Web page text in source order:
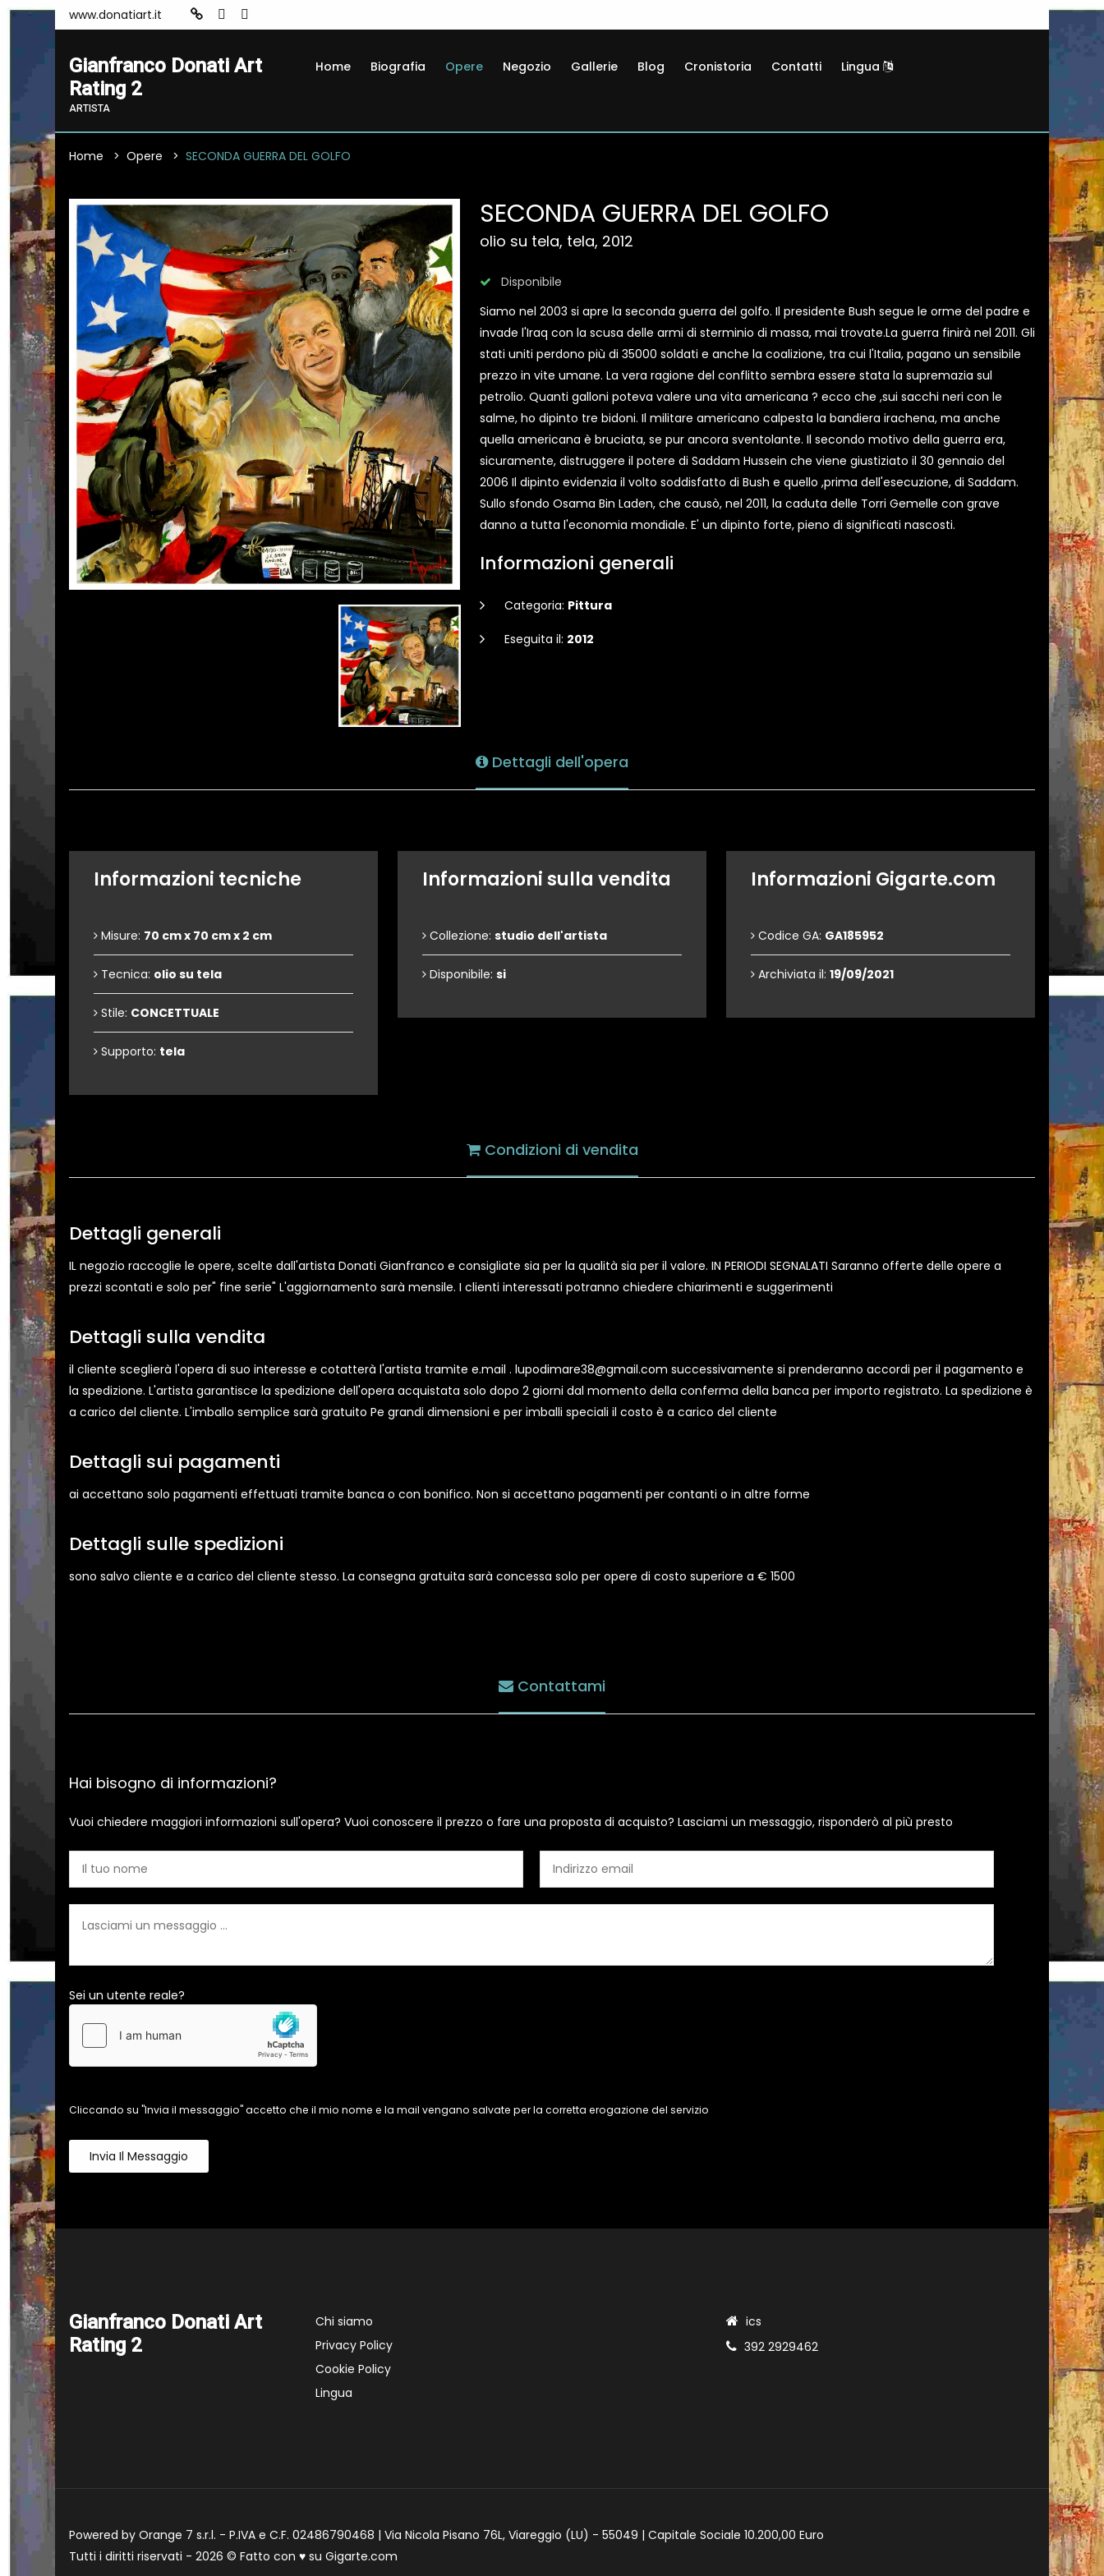
www.donatiart.it
Gianfranco Donati Art
Rating 2
ARTISTA
Home Biografia Opere Negozio Gallerie Blog Cronistoria Contatti Lingua
Home Opere SECONDA GUERRA DEL GOLFO
SECONDA GUERRA DEL GOLFO
olio su tela, tela, 2012
Disponibile
Siamo nel 2003 si apre la seconda guerra del golfo. Il presidente Bush segue le orme del padre e
invade l'Iraq con la scusa delle armi di sterminio di massa, mai trovate.La guerra finirà nel 2011. Gli
stati uniti perdono più di 35000 soldati e anche la coalizione, tra cui l'Italia, pagano un sensibile
prezzo in vite umane. La vera ragione del conflitto sembra essere stata la supremazia sul
petrolio. Quanti galloni poteva valere una vita americana ? ecco che ,sui sacchi neri con le
salme, ho dipinto tre bidoni. Il militare americano calpesta la bandiera irachena, ma anche
quella americana è bruciata, se pur ancora sventolante. Il secondo motivo della guerra era,
sicuramente, distruggere il potere di Saddam Hussein che viene giustiziato il 30 gennaio del
2006 Il dipinto evidenzia il volto soddisfatto di Bush e quello ,prima dell'esecuzione, di Saddam.
Sullo sfondo Osama Bin Laden, che causò, nel 2011, la caduta delle Torri Gemelle con grave
danno a tutta l'economia mondiale. E' un dipinto forte, pieno di significati nascosti.
Informazioni generali
Categoria: Pittura
Eseguita il: 2012
Dettagli dell'opera
Informazioni tecniche
Misure: 70 cm x 70 cm x 2 cm
Tecnica: olio su tela
Stile: CONCETTUALE
Supporto: tela
Informazioni sulla vendita
Collezione: studio dell'artista
Disponibile: si
Informazioni Gigarte.com
Codice GA: GA185952
Archiviata il: 19/09/2021
Condizioni di vendita
Dettagli generali
IL negozio raccoglie le opere, scelte dall'artista Donati Gianfranco e consigliate sia per la qualità sia per il valore. IN PERIODI SEGNALATI Saranno offerte delle opere a
prezzi scontati e solo per" fine serie" L'aggiornamento sarà mensile. I clienti interessati potranno chiedere chiarimenti e suggerimenti
Dettagli sulla vendita
il cliente sceglierà l'opera di suo interesse e cotatterà l'artista tramite e.mail . lupodimare38@gmail.com successivamente si prenderanno accordi per il pagamento e
la spedizione. L'artista garantisce la spedizione dell'opera acquistata solo dopo 2 giorni dal momento della conferma della banca per importo registrato. La spedizione è
a carico del cliente. L'imballo semplice sarà gratuito Pe grandi dimensioni e per imballi speciali il costo è a carico del cliente
Dettagli sui pagamenti
ai accettano solo pagamenti effettuati tramite banca o con bonifico. Non si accettano pagamenti per contanti o in altre forme
Dettagli sulle spedizioni
sono salvo cliente e a carico del cliente stesso. La consegna gratuita sarà concessa solo per opere di costo superiore a € 1500
Contattami
Hai bisogno di informazioni?
Vuoi chiedere maggiori informazioni sull'opera? Vuoi conoscere il prezzo o fare una proposta di acquisto? Lasciami un messaggio, risponderò al più presto
Sei un utente reale?
Cliccando su "Invia il messaggio" accetto che il mio nome e la mail vengano salvate per la corretta erogazione del servizio
Invia Il Messaggio
Gianfranco Donati Art
Rating 2
Chi siamo
Privacy Policy
Cookie Policy
Lingua
ics
392 2929462
Powered by Orange 7 s.r.l. - P.IVA e C.F. 02486790468 | Via Nicola Pisano 76L, Viareggio (LU) - 55049 | Capitale Sociale 10.200,00 Euro
Tutti i diritti riservati - 2026 © Fatto con ♥ su Gigarte.com